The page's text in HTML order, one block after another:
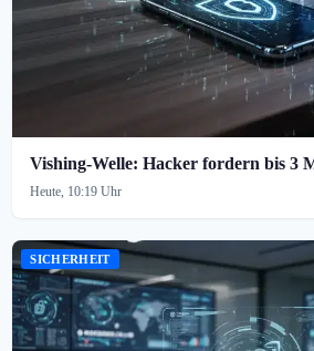
Vishing-Welle: Hacker fordern bis 3
Heute, 10:19 Uhr
SICHERHEIT